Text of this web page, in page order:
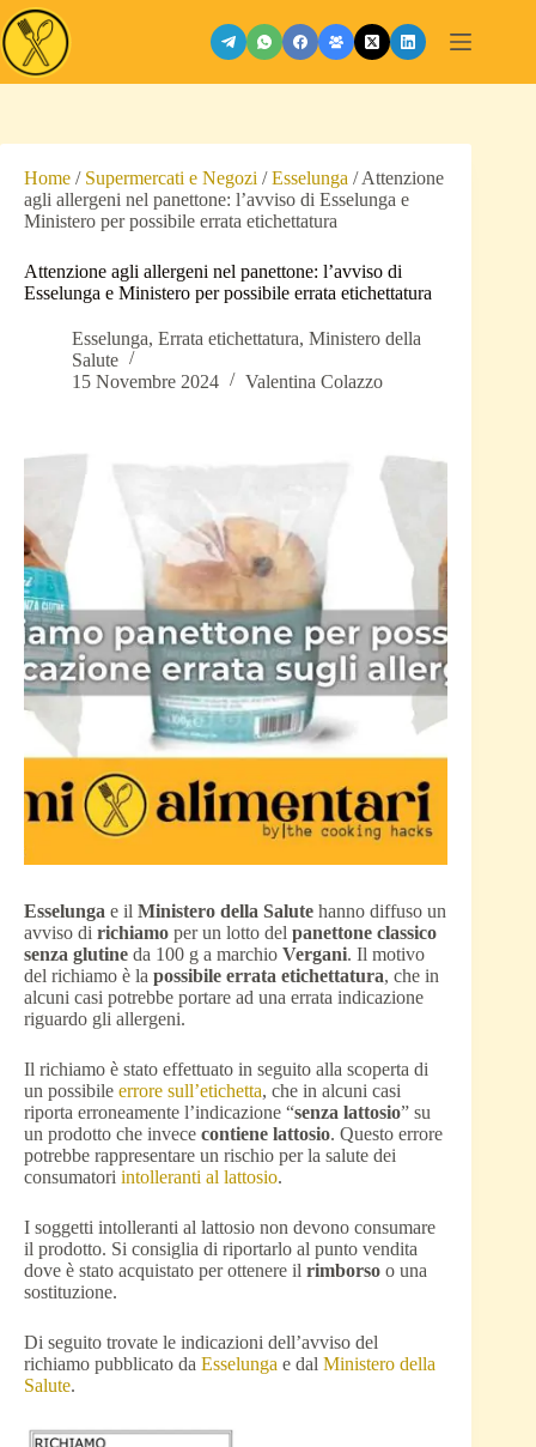
Salta
al
contenuto
Home / Supermercati e Negozi /Esselunga /Attenzione
agli allergeni nel panettone: l’avviso di Esselunga e
Ministero per possibile errata etichettatura
Attenzione agli allergeni nel panettone: l’avviso di
Esselunga e Ministero per possibile errata etichettatura
Esselunga, Errata etichettatura, Ministero della
Salute
15 Novembre 2024
Valentina Colazzo
Esselunga e il Ministero della Salute hanno diffuso un
avviso di richiamo per un lotto del panettone classico
senza glutine da 100 g a marchio Vergani. Il motivo
del richiamo è la possibile errata etichettatura, che in
alcuni casi potrebbe portare ad una errata indicazione
riguardo gli allergeni.
Il richiamo è stato effettuato in seguito alla scoperta di
un possibile errore sull’etichetta, che in alcuni casi
riporta erroneamente l’indicazione “senza lattosio” su
un prodotto che invece contiene lattosio. Questo errore
potrebbe rappresentare un rischio per la salute dei
consumatori intolleranti al lattosio.
I soggetti intolleranti al lattosio non devono consumare
il prodotto. Si consiglia di riportarlo al punto vendita
dove è stato acquistato per ottenere il rimborso o una
sostituzione.
Di seguito trovate le indicazioni dell’avviso del
richiamo pubblicato da Esselunga e dal Ministero della
Salute.